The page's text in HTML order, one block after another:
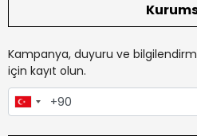
Kampanya, duyuru ve
için kayıt olun.